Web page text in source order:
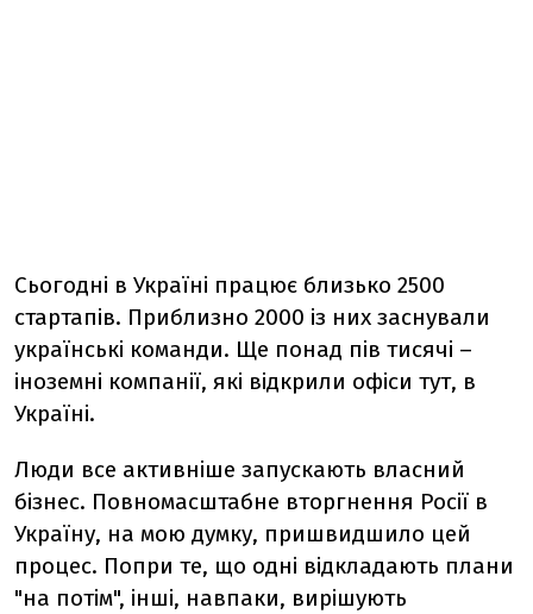
Сьогодні в Україні працює близько 2500
стартапів. Приблизно 2000 із них заснували
українські команди. Ще понад пів тисячі –
іноземні компанії, які відкрили офіси тут, в
Україні.
Люди все активніше запускають власний
бізнес. Повномасштабне вторгнення Росії в
Україну, на мою думку, пришвидшило цей
процес. Попри те, що одні відкладають плани
"на потім", інші, навпаки, вирішують